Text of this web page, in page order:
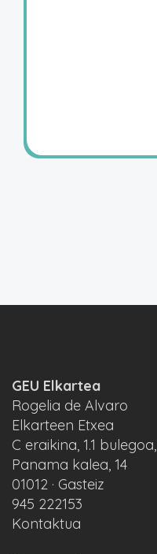
GEU Elkartea
Rogelia de Alvaro
Elkarteen Etxea
C eraikina, 1.1 bulegoa,
Panama kalea, 14
01012 · Gasteiz
945 222153
Kontaktua